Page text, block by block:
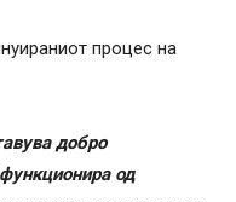
процес на
добро
од